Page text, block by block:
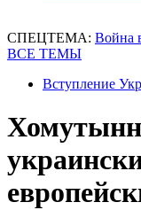
СПЕЦТЕМА: Война
ВСЕ ТЕМЫ
Вступление